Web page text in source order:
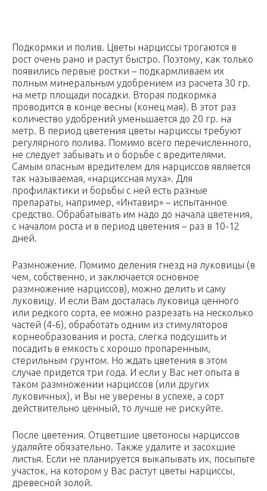
Подкормки и полив. Цветы нарциссы трогаются в
рост очень рано и растут быстро. Поэтому, как только
появились первые ростки – подкармливаем их
полным минеральным удобрением из расчета 30 гр.
на метр площади посадки. Вторая подкормка
проводится в конце весны (конец мая). В этот раз
количество удобрений уменьшается до 20 гр. на
метр. В период цветения цветы нарциссы требуют
регулярного полива. Помимо всего перечисленного,
не следует забывать и о борьбе с вредителями.
Самым опасным вредителем для нарциссов является
так называемая, «нарциссная муха». Для
профилактики и борьбы с ней есть разные
препараты, например, «Интавир» – испытанное
средство. Обрабатывать им надо до начала цветения,
с началом роста и в период цветения – раз в 10-12
дней.
Размножение. Помимо деления гнезд на луковицы (в
чем, собственно, и заключается основное
размножение нарциссов), можно делить и саму
луковицу. И если Вам досталась луковица ценного
или редкого сорта, ее можно разрезать на несколько
частей (4-6), обработать одним из стимуляторов
корнеобразования и роста, слегка подсушить и
посадить в емкость с хорошо пропаренным,
стерильным грунтом. Но ждать цветения в этом
случае придется три года. И если у Вас нет опыта в
таком размножении нарциссов (или других
луковичных), и Вы не уверены в успехе, а сорт
действительно ценный, то лучше не рискуйте.
После цветения. Отцветшие цветоносы нарциссов
удаляйте обязательно. Также удалите и засохшие
листья. Если не планируется выкапывать их, посыпьте
участок, на котором у Вас растут цветы нарциссы,
древесной золой.